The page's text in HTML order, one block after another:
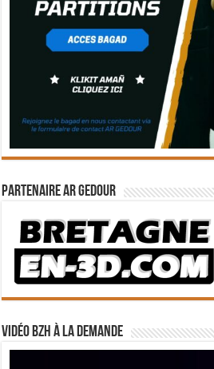
Partenaire Ar Gedour
Vidéo BZH à la demande